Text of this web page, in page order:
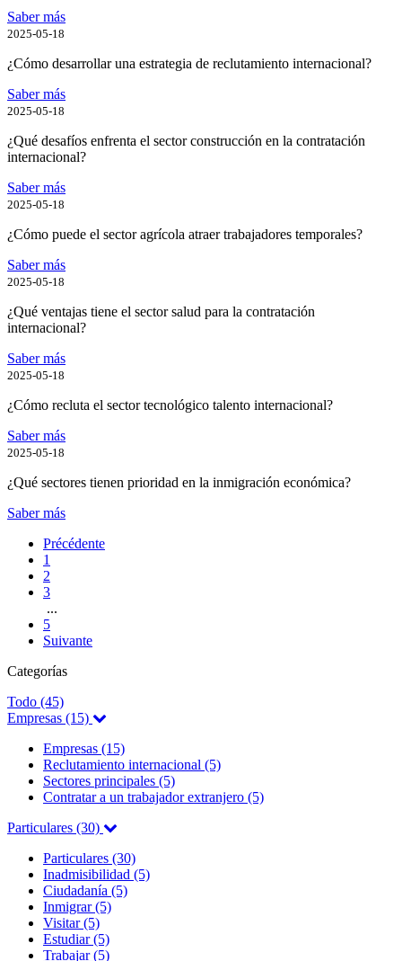
Saber más
2025-05-18
¿Cómo desarrollar una estrategia de reclutamiento internacional?
Saber más
2025-05-18
¿Qué desafíos enfrenta el sector construcción en la contratación
internacional?
Saber más
2025-05-18
¿Cómo puede el sector agrícola atraer trabajadores temporales?
Saber más
2025-05-18
¿Qué ventajas tiene el sector salud para la contratación
internacional?
Saber más
2025-05-18
¿Cómo recluta el sector tecnológico talento internacional?
Saber más
2025-05-18
¿Qué sectores tienen prioridad en la inmigración económica?
Saber más
Précédente
1
2
3
...
5
Suivante
Categorías
Todo (45)
Empresas (15)
Empresas (15)
Reclutamiento internacional (5)
Sectores principales (5)
Contratar a un trabajador extranjero (5)
Particulares (30)
Particulares (30)
Inadmisibilidad (5)
Ciudadanía (5)
Inmigrar (5)
Visitar (5)
Estudiar (5)
Trabajar (5)